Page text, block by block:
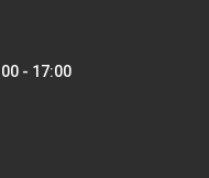
- 17:00